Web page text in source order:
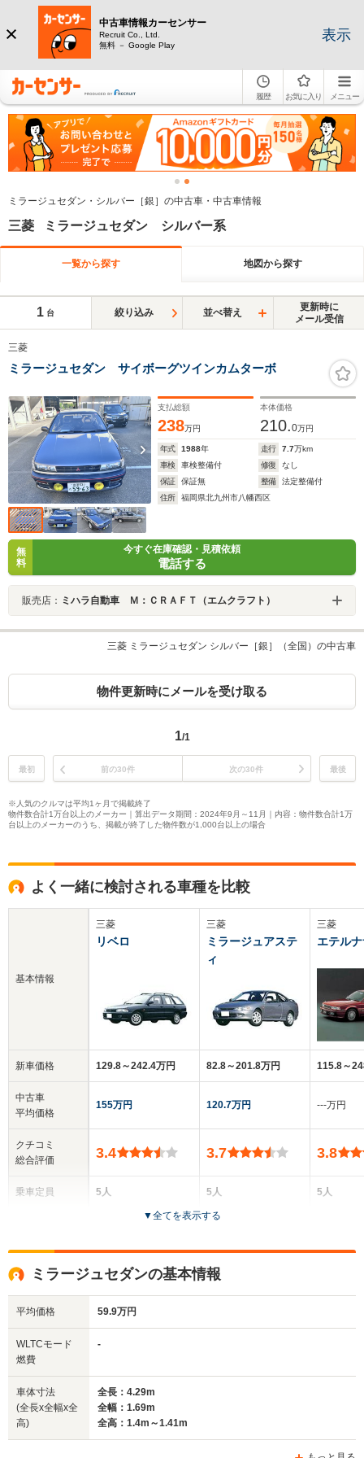
中古車情報カーセンサー
Recruit Co., Ltd.
無料 － Google Play
表示
履歴 お気に入り メニュー
ミラージュセダン・シルバー［銀］の中古車・中古車情報
三菱 ミラージュセダン シルバー系
一覧から探す 地図から探す
1 台 絞り込み 並べ替え
更新時に
メール受信
三菱
ミラージュセダン サイボーグツインカムターボ
支払総額
238万円
本体価格
210.0万円
年式 1988年 走行 7.7万km
車検
車検整備付 修復
なし
保証
保証無 整備
法定整備付
住所
福岡県北九州市八幡西区
無
料
今すぐ在庫確認・見積依頼
電話する
販売店： ミハラ自動車 Ｍ：ＣＲＡＦＴ（エムクラフト）
三菱 ミラージュセダン シルバー［銀］（全国）の中古車
物件更新時にメールを受け取る
1/1
最初 前の30件 次の30件 最後
※人気のクルマは平均1ヶ月で掲載終了
物件数合計1万台以上のメーカー｜算出データ期間：2024年9月～11月｜内容：物件数合計1万
台以上のメーカーのうち、掲載が終了した物件数が1,000台以上の場合
よく一緒に検討される車種を比較
基本情報
新車価格
中古車
平均価格
クチコミ
総合評価
乗車定員
サイズ
(全長x全幅x全高)
三菱
リベロ
129.8～242.4万円
155万円
3.4
5人
全高
1.43m～1.53m
三菱
ミラージュアステ
ィ
82.8～201.8万円
120.7万円
3.7
5人
2ドア
三菱
エテル
115.8～
‐‐‐万円
3.8
5人
▼全てを表示する
ミラージュセダンの基本情報
平均価格 59.9万円
WLTCモード
燃費
-
車体寸法
(全長x全幅x全
高)
全長：4.29m
全幅：1.69m
全高：1.4m～1.41m